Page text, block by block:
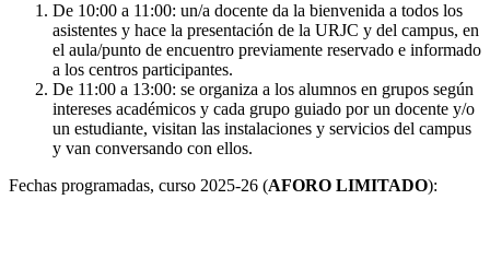
De 10:00 a 11:00: un/a docente da la bienvenida a todos los
asistentes y hace la presentación de la URJC y del campus, en
el aula/punto de encuentro previamente reservado e informado
a los centros participantes.
De 11:00 a 13:00: se organiza a los alumnos en grupos según
intereses académicos y cada grupo guiado por un docente y/o
un estudiante, visitan las instalaciones y servicios del campus
y van conversando con ellos.
Fechas programadas, curso 2025-26 (AFORO LIMITADO):